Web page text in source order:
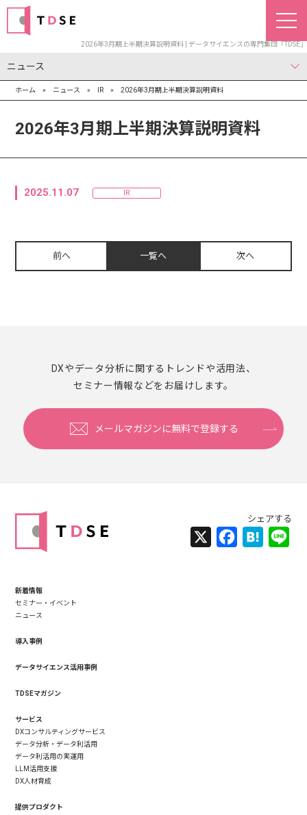
2026年3月期上半期決算説明資料 | データサイエンスの専門集団「TDSE」
ニュース
お知らせ
PR・メディア
ホーム » ニュース » IR » 2026年3月期上半期決算説明資料
2026年3月期上半期決算説明資料
2025.11.07 IR
前へ 一覧へ 次へ
DXやデータ分析に関するトレンドや活用法、
セミナー情報などをお届けします。
メールマガジンに無料で登録する
Facebook
Hatena
新着情報
セミナー・イベント
ニュース
導入事例
データサイエンス活用事例
TDSEマガジン
サービス
DXコンサルティングサービス
データ分析・データ利活用
データ利活用の実運用
LLM活用支援
DX人材育成
提供プロダクト